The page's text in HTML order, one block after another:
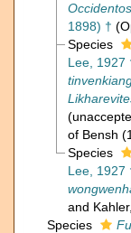
1898) †
Species
Lee, 1927
(
of Bensh
Species
Lee, 1927
and
Species